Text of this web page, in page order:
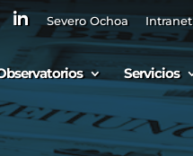
Severo Ochoa Intranet
Servicios